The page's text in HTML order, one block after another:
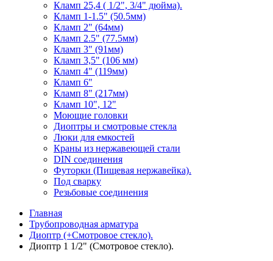
Кламп 25,4 ( 1/2", 3/4" дюйма).
Кламп 1-1.5" (50.5мм)
Кламп 2" (64мм)
Кламп 2.5" (77.5мм)
Кламп 3" (91мм)
Кламп 3,5" (106 мм)
Кламп 4" (119мм)
Кламп 6"
Кламп 8" (217мм)
Кламп 10", 12"
Моющие головки
Диоптры и смотровые стекла
Люки для емкостей
Краны из нержавеющей стали
DIN соединения
Футорки (Пищевая нержавейка).
Под сварку
Резьбовые соединения
Главная
Трубопроводная арматура
Диоптр (+Смотровое стекло).
Диоптр 1 1/2" (Смотровое стекло).